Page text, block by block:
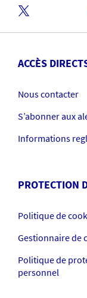
ACCÈS
Nous contacter
S’abonner aux
Informations
PROTECTION
Politique de
Gestionnaire de
Politique de
personnel